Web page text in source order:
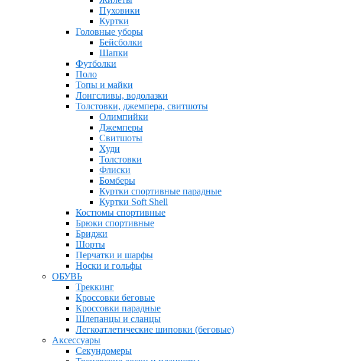
Пуховики
Куртки
Головные уборы
Бейсболки
Шапки
Футболки
Поло
Топы и майки
Лонгсливы, водолазки
Толстовки, джемпера, свитшоты
Олимпийки
Джемперы
Свитшоты
Худи
Толстовки
Флиски
Бомберы
Куртки спортивные парадные
Куртки Soft Shell
Костюмы спортивные
Брюки спортивные
Бриджи
Шорты
Перчатки и шарфы
Носки и гольфы
ОБУВЬ
Треккинг
Кроссовки беговые
Кроссовки парадные
Шлепанцы и сланцы
Легкоатлетические шиповки (беговые)
Аксессуары
Секундомеры